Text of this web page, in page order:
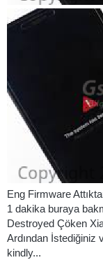
Eng Firmware
1 dakika buraya
Destroyed Çöken
Ardından
kindly...